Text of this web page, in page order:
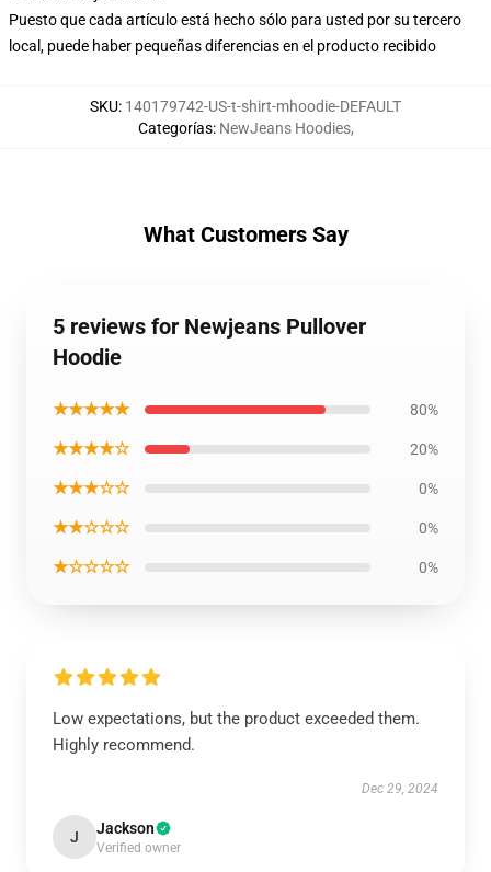
Puesto que cada artículo está hecho sólo para usted por su tercero
local, puede haber pequeñas diferencias en el producto recibido
SKU: 140179742-US-t-shirt-mhoodie-DEFAULT
Categorías: NewJeans Hoodies,
What Customers Say
5 reviews for Newjeans Pullover
Hoodie
★★★★★ 80%
★★★★☆ 20%
★★★☆☆ 0%
★★☆☆☆ 0%
★☆☆☆☆ 0%
Low expectations, but the product exceeded them.
Highly recommend.
Dec 29, 2024
J Jackson
Verified owner